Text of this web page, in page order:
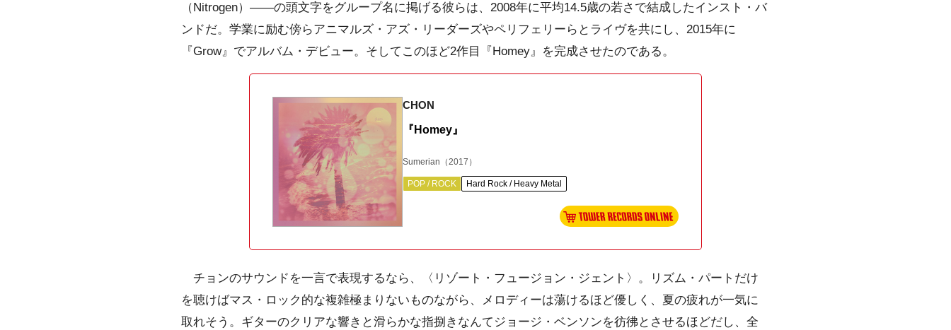
（Nitrogen） ――の頭文字をグループ名に掲げる彼らは、2008年に平均14.5歳の若さで結成したインスト・バ
ンドだ。学業に励む傍らアニマルズ・アズ・リーダーズやペリフェリーらとライヴを共にし、2015年に
『Grow』でアルバム・デビュー。そしてこのほど2作目『Homey』を完成させたのである。
CHON
『Homey』
Sumerian （2017）
POP / ROCK Hard Rock / Heavy Metal
チョンのサウンドを一言で表現するなら、〈リゾート・フュージョン・ジェント〉。リズム・パートだけ
を聴けばマス・ロック的な複雑極まりないものながら、メロディーは蕩けるほど優しく、夏の疲れが一気に
取れそう。ギターのクリアな響きと滑らかな指捌きなんてジョージ・ベンソンを彷彿とさせるほどだし、全